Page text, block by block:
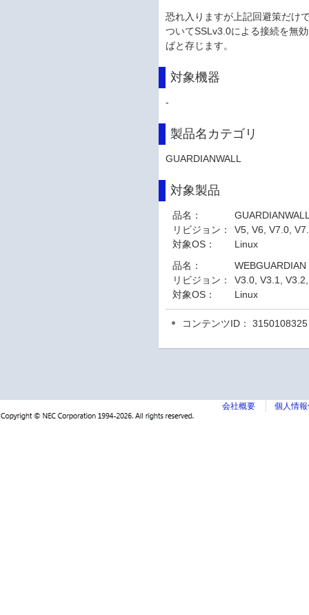
恐れ入りますが上記回避策だけ
ついてSSLv3.0による接続を無
ばと存じます。
対象機器
-
製品名カテゴリ
GUARDIANWALL
対象製品
品名：
リビジョン：
V5, V6, V7.0,
対象OS：
Linux
品名：
WEBGUARDIAN
リビジョン：
V3.0, V3.1,
対象OS：
Linux
コンテンツID： 3150108325
会社概要 個人情